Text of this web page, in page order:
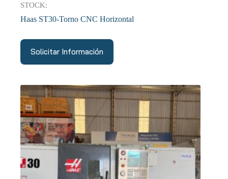
STOCK:
Haas ST30-Torno CNC Horizontal
Solicitar Información